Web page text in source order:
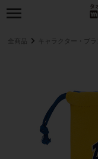
全商品 キャラクター・ブラ